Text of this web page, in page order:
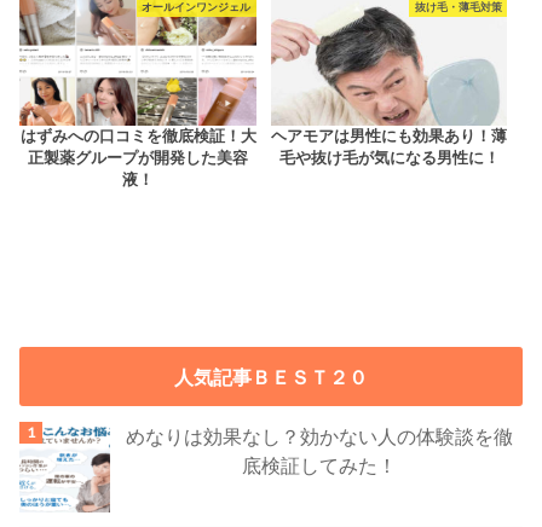
オールインワンジェル
はずみへの口コミを徹底検証！大
正製薬グループが開発した美容
液！
抜け毛・薄毛対策
ヘアモアは男性にも効果あり！薄
毛や抜け毛が気になる男性に！
人気記事ＢＥＳＴ２０
めなりは効果なし？効かない人の体験談を徹
底検証してみた！